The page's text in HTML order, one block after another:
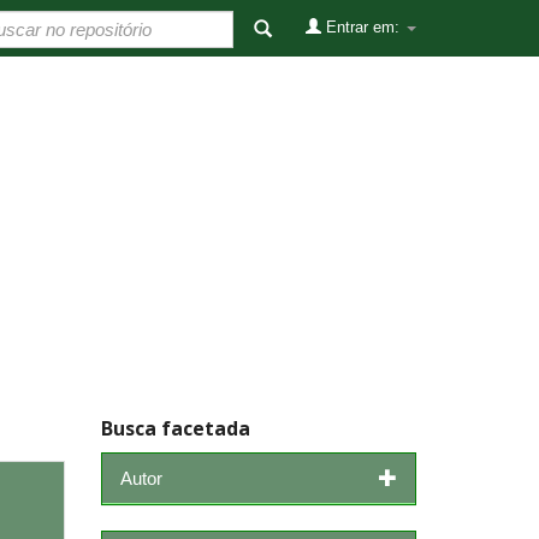
Entrar em:
Busca facetada
Autor